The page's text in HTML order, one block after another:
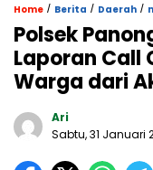
Home / Berita / Daerah /
Polsek
Laporan Call
Warga dari
Ari
Sabtu, 31 Januari